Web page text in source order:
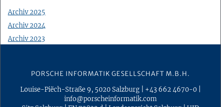
Archiv 2025
Archiv 2024
Archiv 2023
Archiv 2020
Archiv 2019
Archiv 2018
PORSCHE INFORMATIK GESELLSCHAFT M.B.H.
Louise-Piëch-Straße 9, 5020Salzburg +43 662 4670-0
info@porscheinformatik.com